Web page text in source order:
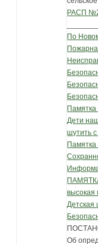
РАСП
По
Дети
шутить
Памятка
высокая
Детская
Об